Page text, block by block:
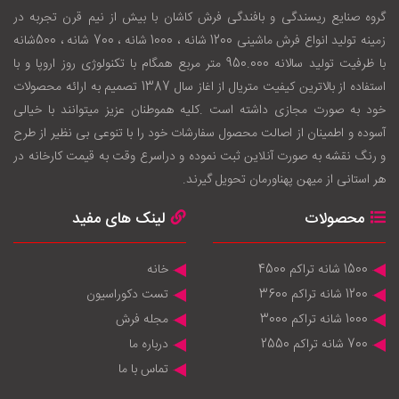
گروه صنایع ریسندگی و بافندگی فرش کاشان با بيش از نيم قرن تجربه در
زمينه توليد انواع فرش ماشینی 1200 شانه ، 1000 شانه ، 700 شانه ، 500شانه
با ظرفيت توليد سالانه 950.000 متر مربع همگام با تکنولوژی روز اروپا و با
استفاده از بالاترين کيفيت متريال از اغاز سال 1387 تصميم به ارائه محصولات
خود به صورت مجازی داشته است .کليه هموطنان عزيز ميتوانند با خيالی
آسوده و اطمينان از اصالت محصول سفارشات خود را با تنوعی بی نظير از طرح
و رنگ نقشه به صورت آنلاين ثبت نموده و دراسرع وقت به قيمت کارخانه در
هر استانی از ميهن پهناورمان تحويل گيرند.
محصولات
1500 شانه تراکم 4500
1200 شانه تراکم 3600
1000 شانه تراکم 3000
700 شانه تراکم 2550
لینک های مفید
خانه
تست دکوراسیون
مجله فرش
درباره ما
تماس با ما